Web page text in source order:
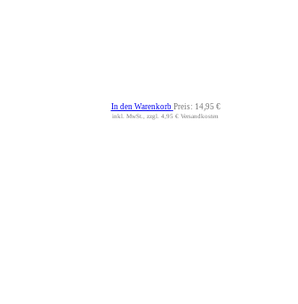
In den Warenkorb Preis: 14,95 €
inkl. MwSt., zzgl. 4,95 € Versandkosten